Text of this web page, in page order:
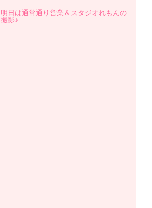
明日は通常通り営業＆スタジオれもんの
撮影♪